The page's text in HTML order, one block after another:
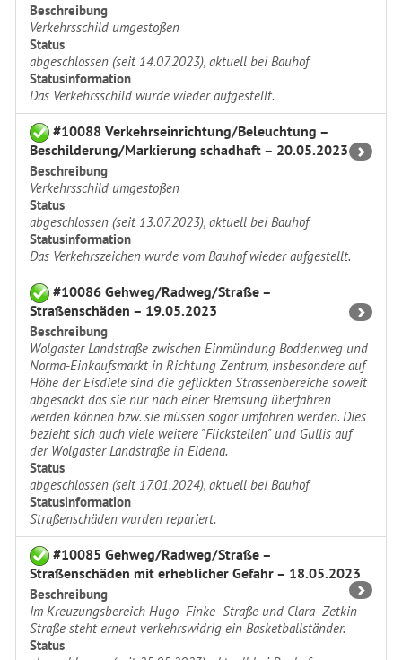
Beschreibung
Verkehrsschild umgestoßen
Status
abgeschlossen (seit 14.07.2023), aktuell bei Bauhof
Statusinformation
Das Verkehrsschild wurde wieder aufgestellt.
#10088 Verkehrseinrichtung/Beleuchtung –
Beschilderung/Markierung schadhaft – 20.05.2023
Beschreibung
Verkehrsschild umgestoßen
Status
abgeschlossen (seit 13.07.2023), aktuell bei Bauhof
Statusinformation
Das Verkehrszeichen wurde vom Bauhof wieder aufgestellt.
#10086 Gehweg/Radweg/Straße –
Straßenschäden – 19.05.2023
Beschreibung
Wolgaster Landstraße zwischen Einmündung Boddenweg und
Norma-Einkaufsmarkt in Richtung Zentrum, insbesondere auf
Höhe der Eisdiele sind die geflickten Strassenbereiche soweit
abgesackt das sie nur nach einer Bremsung überfahren
werden können bzw. sie müssen sogar umfahren werden. Dies
bezieht sich auch viele weitere "Flickstellen" und Gullis auf
der Wolgaster Landstraße in Eldena.
Status
abgeschlossen (seit 17.01.2024), aktuell bei Bauhof
Statusinformation
Straßenschäden wurden repariert.
#10085 Gehweg/Radweg/Straße –
Straßenschäden mit erheblicher Gefahr – 18.05.2023
Beschreibung
Im Kreuzungsbereich Hugo- Finke- Straße und Clara- Zetkin-
Straße steht erneut verkehrswidrig ein Basketballständer.
Status